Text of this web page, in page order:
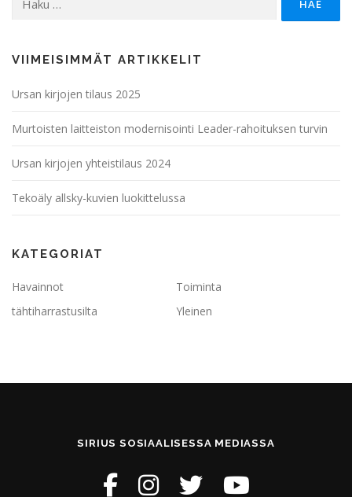
VIIMEISIMMÄT ARTIKKELIT
Ursan kirjojen tilaus 2025
Murtoisten laitteiston modernisointi Leader-rahoituksen turvin
Ursan kirjojen yhteistilaus 2024
Tekoäly allsky-kuvien luokittelussa
KATEGORIAT
Havainnot
Toiminta
tähtiharrastusilta
Yleinen
SIRIUS SOSIAALISESSA MEDIASSA